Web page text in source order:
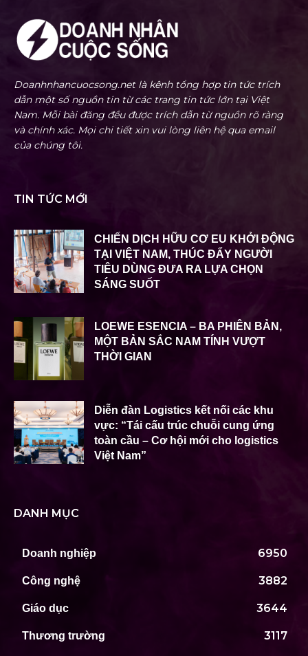
Doanhnhancuocsong.net là kênh tổng hợp tin tức trích
dẫn một số nguồn tin từ các trang tin tức lớn tại Việt
Nam. Mỗi bài đăng đều được trích dẫn từ nguồn rõ ràng
và chính xác. Mọi chi tiết xin vui lòng liên hệ qua email
của chúng tôi.
TIN TỨC MỚI
CHIẾN DỊCH HỮU CƠ EU KHỞI ĐỘNG
TẠI VIỆT NAM, THÚC ĐẨY NGƯỜI
TIÊU DÙNG ĐƯA RA LỰA CHỌN
SÁNG SUỐT
LOEWE ESENCIA – BA PHIÊN BẢN,
MỘT BẢN SẮC NAM TÍNH VƯỢT
THỜI GIAN
Diễn đàn Logistics kết nối các khu
vực: “Tái cấu trúc chuỗi cung ứng
toàn cầu – Cơ hội mới cho logistics
Việt Nam”
DANH MỤC
Doanh nghiệp 6950
Công nghệ 3882
Giáo dục 3644
Thương trường 3117